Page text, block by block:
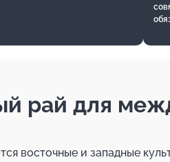
рай для
восточные и западные